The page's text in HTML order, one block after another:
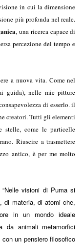
in cui la dimensione
più profonda nel reale.
, una ricerca capace di
percezione del tempo e
a nuova vita. Come nel
guida), nelle mie pitture
di esserlo. il
creatori. Tutti gli elementi
stelle, come le particelle
Riuscire a trasmettere
antico, è per me molto
visioni di Puma si
di materia, di atomi che,
in un mondo ideale
da animali metamorfici
un pensiero filosofico